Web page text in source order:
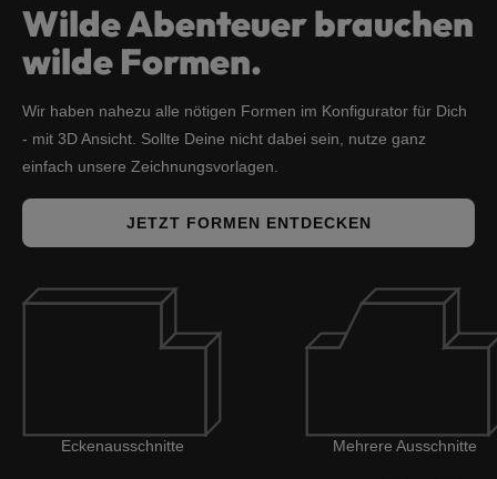
Wilde Abenteuer brauchen
wilde Formen.
Wir haben nahezu alle nötigen Formen im Konfigurator für Dich
- mit 3D Ansicht. Sollte Deine nicht dabei sein, nutze ganz
einfach unsere Zeichnungsvorlagen.
JETZT FORMEN ENTDECKEN
Mehrere Ausschnitte